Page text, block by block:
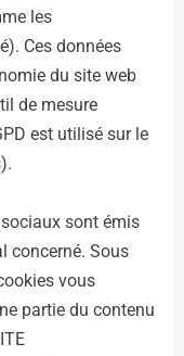
les
Ces données
du site web
de mesure
est utilisé sur le
sont émis
concerné. Sous
vous
partie du contenu